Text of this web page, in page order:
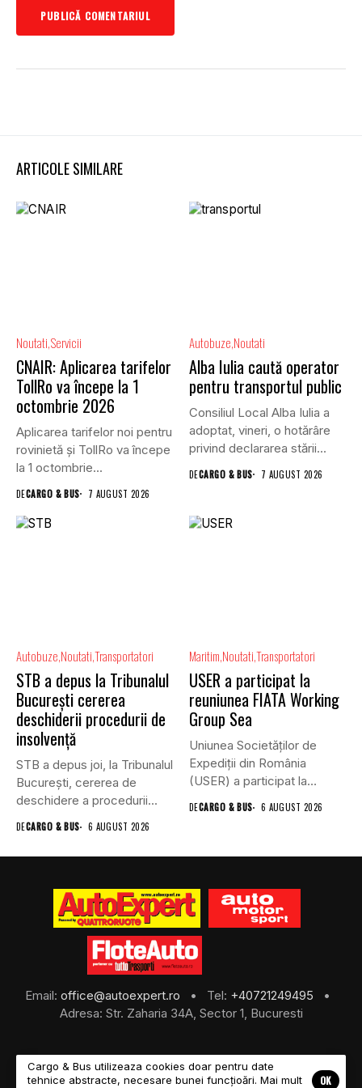
ARTICOLE SIMILARE
Noutati Servicii
CNAIR: Aplicarea tarifelor
TollRo va începe la 1
octombrie 2026
Aplicarea tarifelor noi pentru
rovinietă și TollRo va începe
la 1 octombrie...
DECARGO & BUS 7 AUGUST 2026
Autobuze Noutati
Alba Iulia caută operator
pentru transportul public
Consiliul Local Alba Iulia a
adoptat, vineri, o hotărâre
privind declararea stării...
DECARGO & BUS 7 AUGUST 2026
Autobuze NoutatiTransportatori
STB a depus la Tribunalul
București cererea
deschiderii procedurii de
insolvență
STB a depus joi, la Tribunalul
Bucureşti, cererea de
deschidere a procedurii...
DECARGO & BUS 6 AUGUST 2026
Maritim NoutatiTransportatori
USER a participat la
reuniunea FIATA Working
Group Sea
Uniunea Societăților de
Expediții din România
(USER) a participat la
reuniunea online...
DECARGO & BUS 6 AUGUST 2026
Email: office@autoexpert.ro • Tel: +40721249495
•
Adresa: Str. Zaharia 34A, Sector 1, Bucuresti
©2026 Cargo & Bus
Cargo & Bus utilizeaza cookies doar pentru date
tehnice abstracte, necesare bunei funcțioări. Mai mult
OK